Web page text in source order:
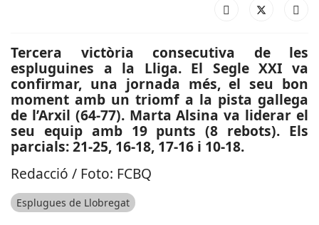
Tercera victòria consecutiva de les
espluguines a la Lliga. El Segle XXI va
confirmar, una jornada més, el seu bon
moment amb un triomf a la pista gallega
de l’Arxil (64-77). Marta Alsina va liderar el
seu equip amb 19 punts (8 rebots). Els
parcials: 21-25, 16-18, 17-16 i 10-18.
Redacció / Foto: FCBQ
Esplugues de Llobregat